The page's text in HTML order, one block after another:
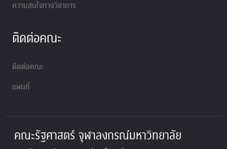
ความสนใจทางวิชาการ
ติดต่อคณะ
ติดต่อคณะ
แผนที่
คณะรัฐศาสตร์ จุฬาลงกรณ์มหาวิทยาลัย